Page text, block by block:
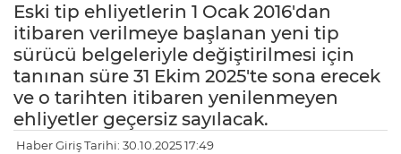
Eski tip ehliyetlerin 1 Ocak 2016'dan
itibaren verilmeye başlanan yeni tip
sürücü belgeleriyle değiştirilmesi için
tanınan süre 31 Ekim 2025'te sona erecek
ve o tarihten itibaren yenilenmeyen
ehliyetler geçersiz sayılacak.
Haber Giriş Tarihi: 30.10.2025 17:49